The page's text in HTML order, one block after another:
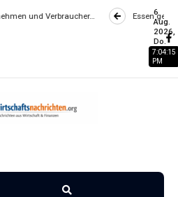
Essen gehen wird zum
6
Aug.
2026,
Do.
7:04:16
PM